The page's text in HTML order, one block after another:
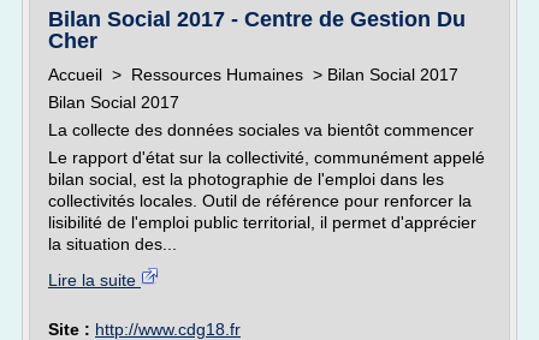
Bilan Social 2017 - Centre de Gestion Du
Cher
Accueil > Ressources Humaines > Bilan Social 2017
Bilan Social 2017
La collecte des données sociales va bientôt commencer
Le rapport d'état sur la collectivité, communément appelé
bilan social, est la photographie de l'emploi dans les
collectivités locales. Outil de référence pour renforcer la
lisibilité de l'emploi public territorial, il permet d'apprécier
la situation des...
Lire la suite
Site : http://www.cdg18.fr